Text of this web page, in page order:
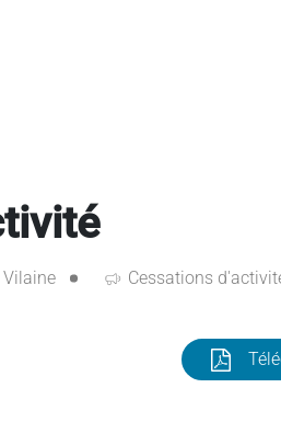
Vilaine Cessations